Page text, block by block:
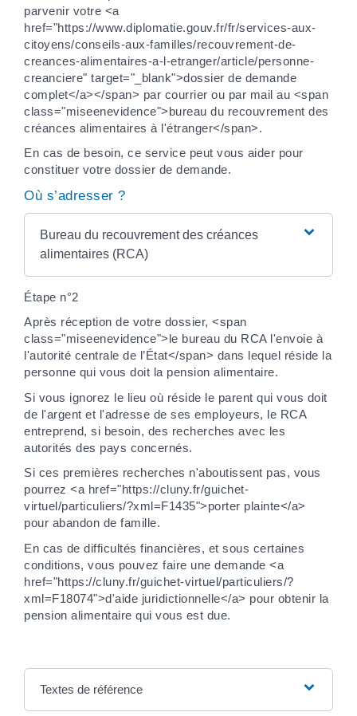
parvenir votre <a
href="https://www.diplomatie.gouv.fr/fr/services-aux-
citoyens/conseils-aux-familles/recouvrement-de-
creances-alimentaires-a-l-etranger/article/personne-
creanciere" target="_blank">dossier de demande
complet</a></span> par courrier ou par mail au <span
class="miseenevidence">bureau du recouvrement des
créances alimentaires à l'étranger</span>.
En cas de besoin, ce service peut vous aider pour
constituer votre dossier de demande.
Où s’adresser ?
Bureau du recouvrement des créances
alimentaires (RCA)
Étape n°2
Après réception de votre dossier, <span
class="miseenevidence">le bureau du RCA l'envoie à
l'autorité centrale de l’État</span> dans lequel réside la
personne qui vous doit la pension alimentaire.
Si vous ignorez le lieu où réside le parent qui vous doit
de l'argent et l'adresse de ses employeurs, le RCA
entreprend, si besoin, des recherches avec les
autorités des pays concernés.
Si ces premières recherches n'aboutissent pas, vous
pourrez <a href="https://cluny.fr/guichet-
virtuel/particuliers/?xml=F1435">porter plainte</a>
pour abandon de famille.
En cas de difficultés financières, et sous certaines
conditions, vous pouvez faire une demande <a
href="https://cluny.fr/guichet-virtuel/particuliers/?
xml=F18074">d'aide juridictionnelle</a> pour obtenir la
pension alimentaire qui vous est due.
Textes de référence